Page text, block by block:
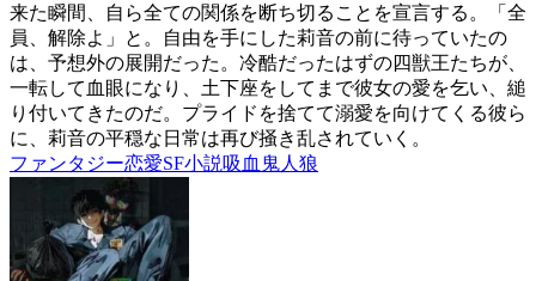
来た瞬間、自ら全ての関係を断ち切ることを宣言する。「全
員、解除よ」と。自由を手にした莉音の前に待っていたの
は、予想外の展開だった。冷酷だったはずの四獣王たちが、
一転して血眼になり、土下座をしてまで彼女の愛を乞い、縋
り付いてきたのだ。プライドを捨てて溺愛を向けてくる彼ら
に、莉音の平穏な日常は再び掻き乱されていく。
ファンタジー恋愛SF小説吸血鬼人狼